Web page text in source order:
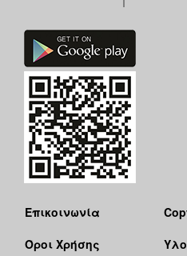
Επικοινωνία
Όροι Χρήσης